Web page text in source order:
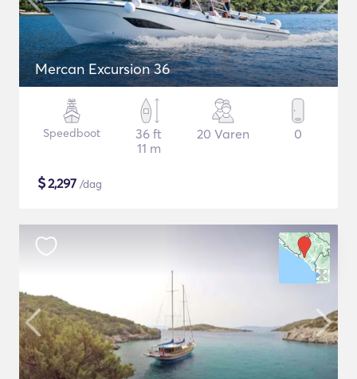
Mercan Excursion 36
Speedboot
36 ft
11 m
20 Varen 0
$2,297 /dag